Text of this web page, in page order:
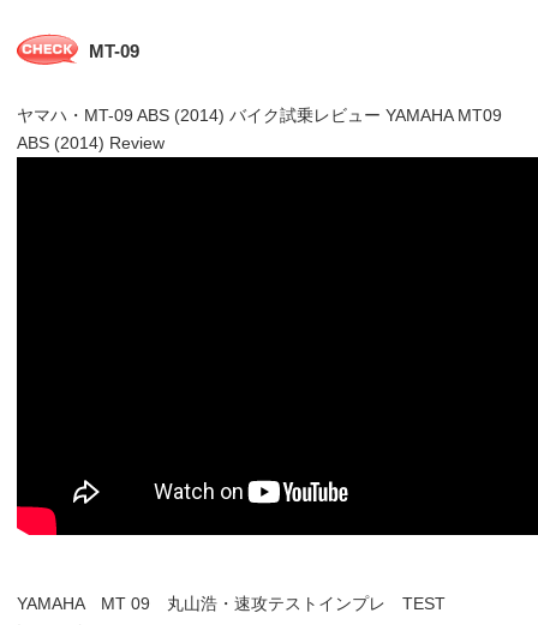
MT-09
ヤマハ・MT-09 ABS (2014) バイク試乗レビュー YAMAHA MT09
ABS (2014) Review
YAMAHA MT 09 丸山浩・速攻テストインプレ TEST